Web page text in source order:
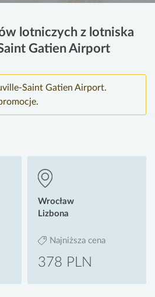
lotniczych z lotniska
Gatien Airport
Saint Gatien Airport.
Wrocław
Lizbona
Najniższa cena
378 PLN